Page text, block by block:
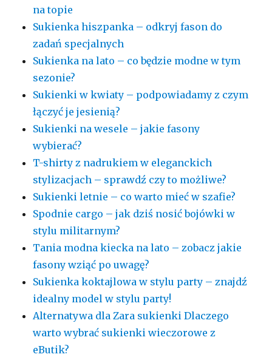
na topie
Sukienka hiszpanka – odkryj fason do
zadań specjalnych
Sukienka na lato – co będzie modne w tym
sezonie?
Sukienki w kwiaty – podpowiadamy z czym
łączyć je jesienią?
Sukienki na wesele – jakie fasony
wybierać?
T-shirty z nadrukiem w eleganckich
stylizacjach – sprawdź czy to możliwe?
Sukienki letnie – co warto mieć w szafie?
Spodnie cargo – jak dziś nosić bojówki w
stylu militarnym?
Tania modna kiecka na lato – zobacz jakie
fasony wziąć po uwagę?
Sukienka koktajlowa w stylu party – znajdź
idealny model w stylu party!
Alternatywa dla Zara sukienki Dlaczego
warto wybrać sukienki wieczorowe z
eButik?